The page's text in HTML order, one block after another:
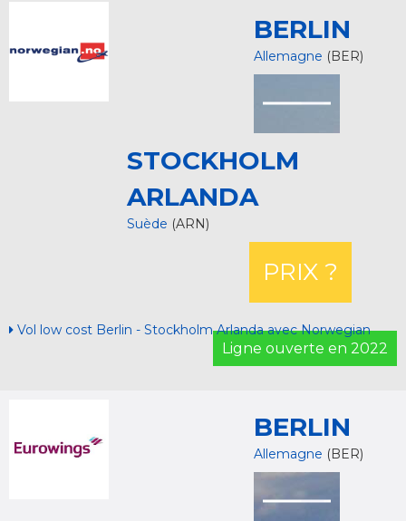
BERLIN
Allemagne (BER)
STOCKHOLM
ARLANDA
Suède (ARN)
PRIX ?
Vol low cost Berlin - Stockholm Arlanda avec Norwegian
Ligne ouverte en 2022
BERLIN
Allemagne (BER)